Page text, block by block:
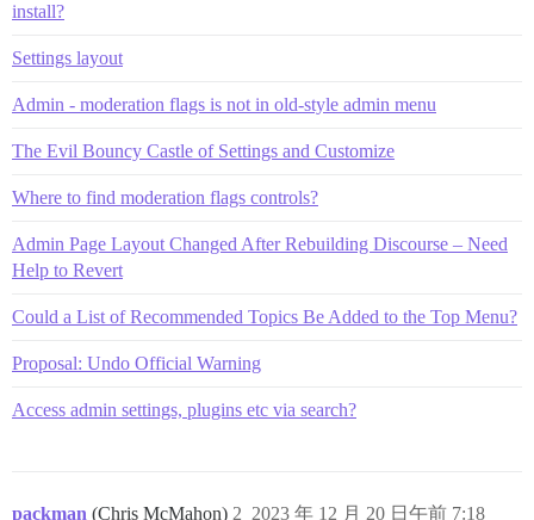
install?
Settings layout
Admin - moderation flags is not in old-style admin menu
The Evil Bouncy Castle of Settings and Customize
Where to find moderation flags controls?
Admin Page Layout Changed After Rebuilding Discourse – Need
Help to Revert
Could a List of Recommended Topics Be Added to the Top Menu?
Proposal: Undo Official Warning
Access admin settings, plugins etc via search?
packman (Chris McMahon) 2023 年 12 月 20 日午前 7:18
2